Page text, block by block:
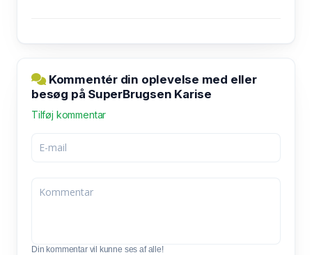
Kommentér din oplevelse med eller
besøg på SuperBrugsen Karise
Tilføj kommentar
Din kommentar vil kunne ses af alle!